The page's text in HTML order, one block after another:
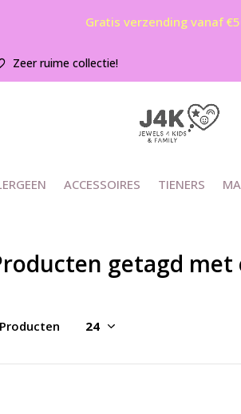
ACCESSOIRES TIENERS
Zeer ruime collectie!
Gratis verzending vanaf
getagd